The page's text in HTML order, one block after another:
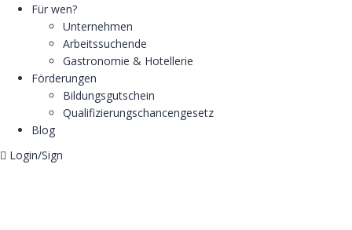
Für wen?
Unternehmen
Arbeitssuchende
Gastronomie & Hotellerie
Förderungen
Bildungsgutschein
Qualifizierungschancengesetz
Blog
Login/Sign